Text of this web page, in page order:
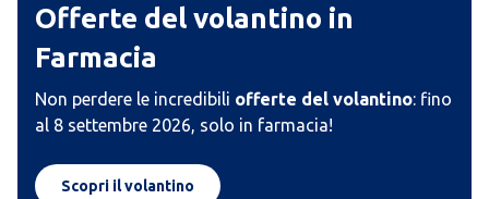
Offerte del volantino in
Farmacia
Non perdere le incredibili offerte del volantino: fino
al 8 settembre 2026, solo in farmacia!
Scopri il volantino